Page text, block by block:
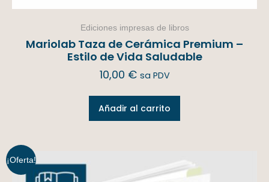
Ediciones impresas de libros
Mariolab Taza de Cerámica Premium –
Estilo de Vida Saludable
10,00 € sa PDV
Añadir al carrito
¡Oferta!